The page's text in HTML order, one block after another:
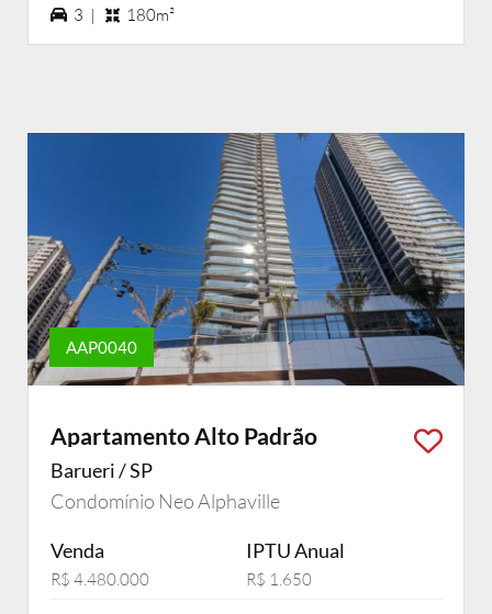
3 vagas na garagem
3 | 180m²
AAP0040
Apartamento Alto Padrão
Barueri / SP
Condomínio Neo Alphaville
Venda
R$ 4.480.000
IPTU Anual
R$ 1.650